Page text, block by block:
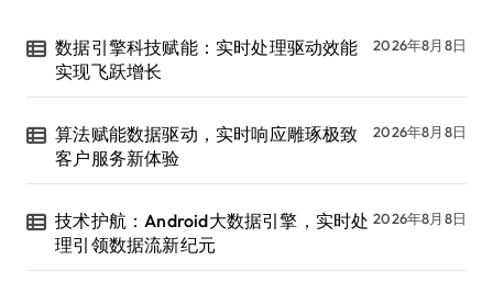
数据引擎科技赋能：实时处理驱动效能
实现飞跃增长
2026年8月8日
算法赋能数据驱动，实时响应雕琢极致
客户服务新体验
2026年8月8日
技术护航：Android大数据引擎，实时处
理引领数据流新纪元
2026年8月8日